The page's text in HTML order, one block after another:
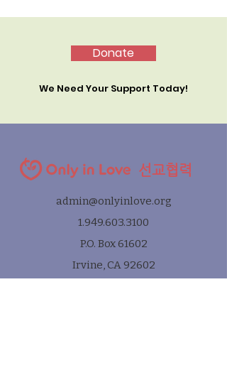
Donate
We Need Your Support Today!
선교협력
admin@onlyinlove.org
1.949.603.3100
P.O. Box 61602
Irvine, CA 92602